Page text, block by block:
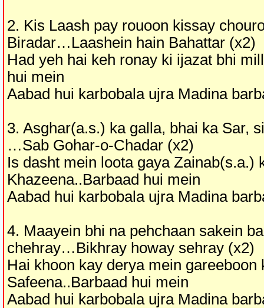
2. Kis Laash pay rouoon kissay
Biradar…Laashein hain Bahattar (x2)
Had yeh hai keh ronay ki ijazat bhi
hui mein
Aabad hui karbobala ujra Madina
3. Asghar(a.s.) ka galla, bhai ka Sar,
…Sab Gohar-o-Chadar (x2)
Is dasht mein loota gaya Zainab(s.a.)
Khazeena..Barbaad hui mein
Aabad hui karbobala ujra Madina
4. Maayein bhi na pehchaan sakein
chehray…Bikhray howay sehray (x2)
Hai khoon kay derya mein gareeboon
Safeena..Barbaad hui mein
Aabad hui karbobala ujra Madina